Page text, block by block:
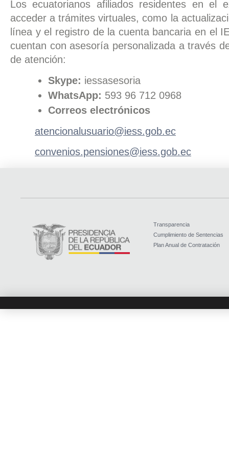
Los ecuatorianos afiliados residentes en el
acceder a trámites virtuales, como la
línea y el registro de la cuenta bancaria en el
cuentan con asesoría personalizada a través
de atención:
Skype: iessasesoria
WhatsApp: 593 96 712 0968
Correos electrónicos
atencionalusuario@iess.gob.ec
convenios.pensiones@iess.gob.ec
Transparencia
Cumplimiento de Sentencias
Plan Anual de Contratación